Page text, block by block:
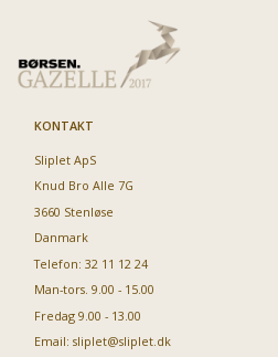
KONTAKT
Sliplet ApS
Knud Bro Alle 7G
3660 Stenløse
Danmark
Telefon: 32 11 12 24
Man-tors. 9.00 - 15.00
Fredag 9.00 - 13.00
Email: sliplet@sliplet.dk